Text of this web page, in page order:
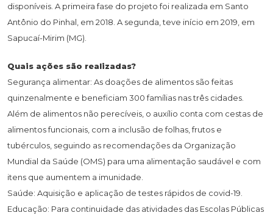
disponíveis. A primeira fase do projeto foi realizada em Santo
Antônio do Pinhal, em 2018. A segunda, teve início em 2019, em
Sapucaí-Mirim (MG).
Quais ações são realizadas?
Segurança alimentar: As doações de alimentos são feitas
quinzenalmente e beneficiam 300 famílias nas três cidades.
Além de alimentos não perecíveis, o auxílio conta com cestas de
alimentos funcionais, com a inclusão de folhas, frutos e
tubérculos, seguindo as recomendações da Organização
Mundial da Saúde (OMS) para uma alimentação saudável e com
itens que aumentem a imunidade.
Saúde: Aquisição e aplicação de testes rápidos de covid-19.
Educação: Para continuidade das atividades das Escolas Públicas